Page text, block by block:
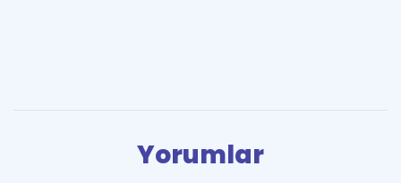
Yorumlar